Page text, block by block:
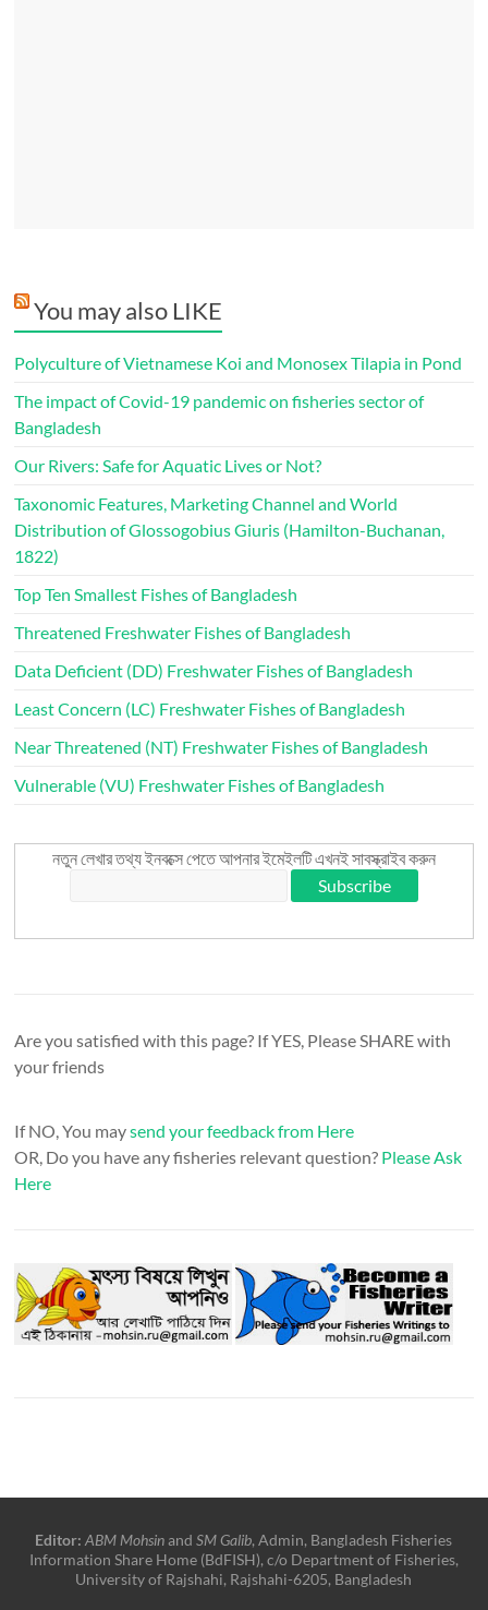
You may also LIKE
Polyculture of Vietnamese Koi and Monosex Tilapia in Pond
The impact of Covid-19 pandemic on fisheries sector of
Bangladesh
Our Rivers: Safe for Aquatic Lives or Not?
Taxonomic Features, Marketing Channel and World
Distribution of Glossogobius Giuris (Hamilton-Buchanan,
1822)
Top Ten Smallest Fishes of Bangladesh
Threatened Freshwater Fishes of Bangladesh
Data Deficient (DD) Freshwater Fishes of Bangladesh
Least Concern (LC) Freshwater Fishes of Bangladesh
Near Threatened (NT) Freshwater Fishes of Bangladesh
Vulnerable (VU) Freshwater Fishes of Bangladesh
নতুন লেখার তথ্য ইনবক্সে পেতে আপনার ইমেইলটি এখনই সাবস্ক্রাইব করুন
Are you satisfied with this page? If YES, Please SHARE with
your friends
If NO, You maysend your feedback from Here
OR, Do you have any fisheries relevant question? Please Ask
Here
Editor: ABM MohsinandSM Galib, Admin, Bangladesh Fisheries
Information Share Home (BdFISH), c/o Department of Fisheries,
University of Rajshahi, Rajshahi-6205, Bangladesh